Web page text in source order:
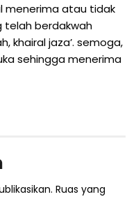
menerima atau tidak
telah berdakwah
khairal jaza’. semoga,
sehingga menerima
Ruas yang